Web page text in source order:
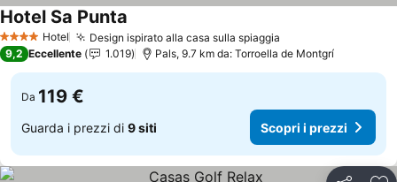
4 Stelle Hotel Design ispirato alla casa sulla spiaggia
Hotel Sa Punta
9,2 Eccellente 1.019 Pals, 9.7 km da: Torroella de Montgrí
Da 119 €
Guarda i prezzi di 9 siti Scopri i prezzi